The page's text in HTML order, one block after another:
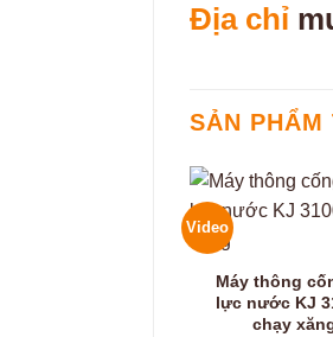
Địa chỉ
SẢN
Video
Máy thông
lực nước KJ
chạy